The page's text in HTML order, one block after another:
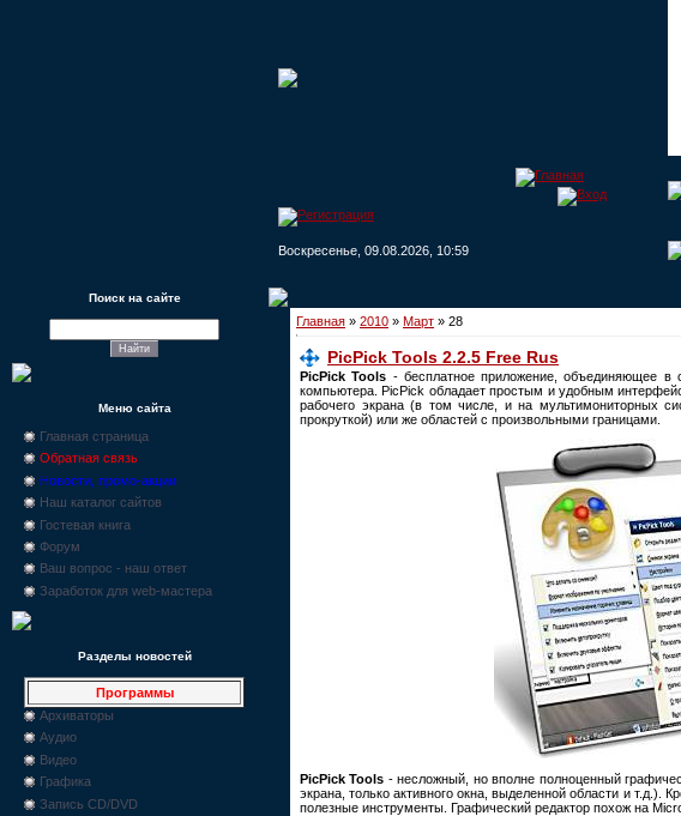
Воскресенье, 09.08.2026, 10:59
Поиск на сайте
Меню сайта
Главная страница
Обратная связь
Новости, промо-акции
Наш каталог сайтов
Гостевая книга
Форум
Ваш вопрос - наш ответ
Заработок для web-мастера
Разделы новостей
Программы
Архиваторы
Аудио
Видео
Графика
Запись CD/DVD
Главная » 2010 » Март » 28
PicPick Tools 2.2.5 Free Rus
PicPick Tools - бесплатное приложение, объединяющее в
компьютера. PicPick обладает простым и удобным
рабочего экрана (в том числе, и на мультимониторных
прокруткой) или же областей с произвольными границами.
PicPick Tools - несложный, но вполне полноценный
экрана, только активного окна, выделенной области и т.д.).
полезные инструменты. Графический редактор похож на